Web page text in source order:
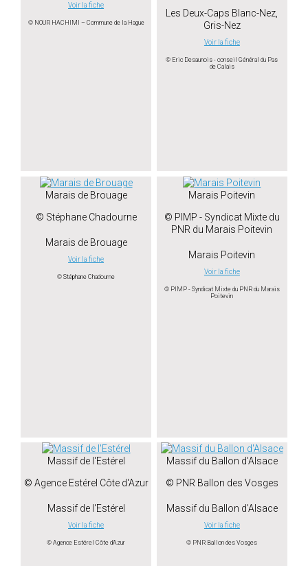
Voir la fiche
© NOUR HACHIMI – Commune de la Hague
Les Deux-Caps Blanc-Nez,
Gris-Nez
Voir la fiche
© Eric Desaunois - conseil Général du Pas
de Calais
Marais de Brouage
© Stéphane Chadourne
Marais de Brouage
Voir la fiche
© Stéphane Chadourne
Marais Poitevin
© PIMP - Syndicat Mixte du
PNR du Marais Poitevin
Marais Poitevin
Voir la fiche
© PIMP - Syndicat Mixte du PNR du Marais
Poitevin
Massif de l'Estérel
© Agence Estérel Côte d'Azur
Massif de l'Estérel
Voir la fiche
© Agence Estérel Côte d'Azur
Massif du Ballon d'Alsace
© PNR Ballon des Vosges
Massif du Ballon d'Alsace
Voir la fiche
© PNR Ballon des Vosges